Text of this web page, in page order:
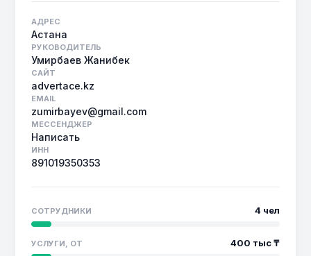
АДРЕС
Астана
РУКОВОДИТЕЛЬ
Умирбаев Жанибек
САЙТ
advertace.kz
EMAIL
zumirbayev@gmail.com
МЕССЕНДЖЕР
Написать
ИНН
891019350353
СОТРУДНИКИ 4 чел
УСЛУГИ, ОТ 400 тыс ₸